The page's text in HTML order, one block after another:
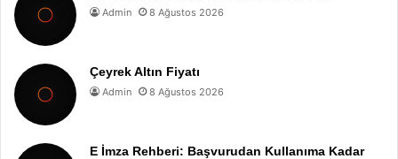
Admin 8 Ağustos 2026
Çeyrek Altın Fiyatı
Admin 8 Ağustos 2026
E İmza Rehberi: Başvurudan Kullanıma Kadar